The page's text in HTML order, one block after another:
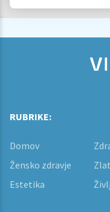
RUBRIKE:
Domov
Žensko zdravje
Estetika